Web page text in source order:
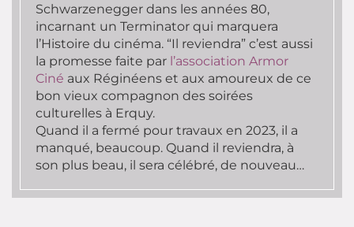
Schwarzenegger dans les années 80,
incarnant un Terminator qui marquera
l’Histoire du cinéma. “Il reviendra” c’est aussi
la promesse faite par l’association Armor
Ciné aux Réginéens et aux amoureux de ce
bon vieux compagnon des soirées
culturelles à Erquy.
Quand il a fermé pour travaux en 2023, il a
manqué, beaucoup. Quand il reviendra, à
son plus beau, il sera célébré, de nouveau…